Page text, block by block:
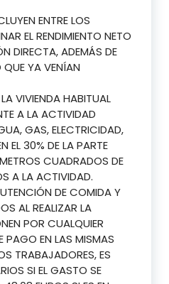
ENTRE LOS
EL RENDIMIENTO NETO
DIRECTA, ADEMÁS DE
QUE YA VENÍAN
VIVIENDA HABITUAL
A LA ACTIVIDAD
GAS, ELECTRICIDAD,
EL 30% DE LA PARTE
CUADRADOS DE
A LA ACTIVIDAD.
DE COMIDA Y
AL REALIZAR LA
POR CUALQUIER
PAGO EN LAS MISMAS
TRABAJADORES, ES
SI EL GASTO SE